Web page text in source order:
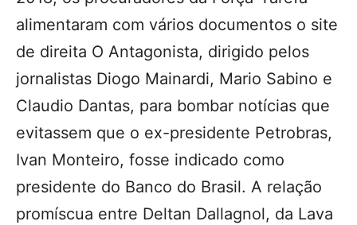
alimentaram com vários documentos o site
de direita O Antagonista, dirigido pelos
jornalistas Diogo Mainardi, Mario Sabino e
Claudio Dantas, para bombar notícias que
evitassem que o ex-presidente Petrobras,
Ivan Monteiro, fosse indicado como
presidente do Banco do Brasil. A relação
promíscua entre Deltan Dallagnol, da Lava